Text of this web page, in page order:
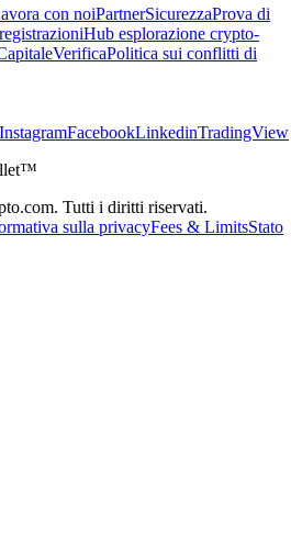
con noiPartnerSicurezzaProva di
Hub esplorazione crypto-
VerificaPolitica sui conflitti di
InstagramFacebookLinkedinTradingView
Tutti i diritti riservati.
sulla privacyFees & LimitsStato